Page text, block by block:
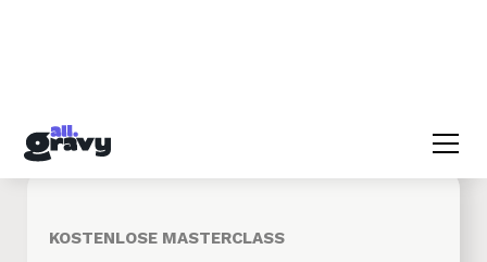
KOSTENLOSE MASTERCLASS